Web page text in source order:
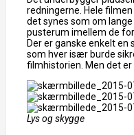
redningerne. Hele
det synes som om
pusterum imellem de
Der er ganske enkelt en
som hver især burde
filmhistorien. Men det er
Lys og skygge